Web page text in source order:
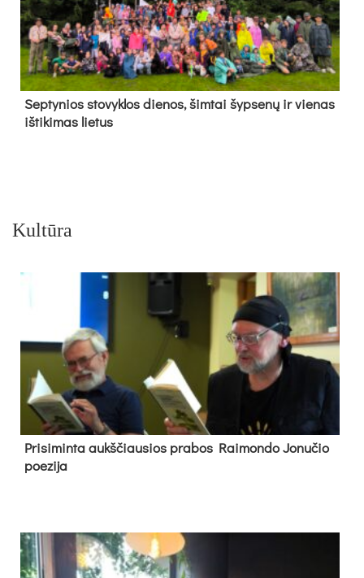
Sep­ty­nios sto­vyk­los die­nos, šim­tai šyp­se­nų ir vie­nas
iš­ti­ki­mas lie­tus
Kultūra
Pri­si­min­ta aukš­čiau­sios pra­bos Rai­mon­do Jo­nu­čio
poe­zi­ja